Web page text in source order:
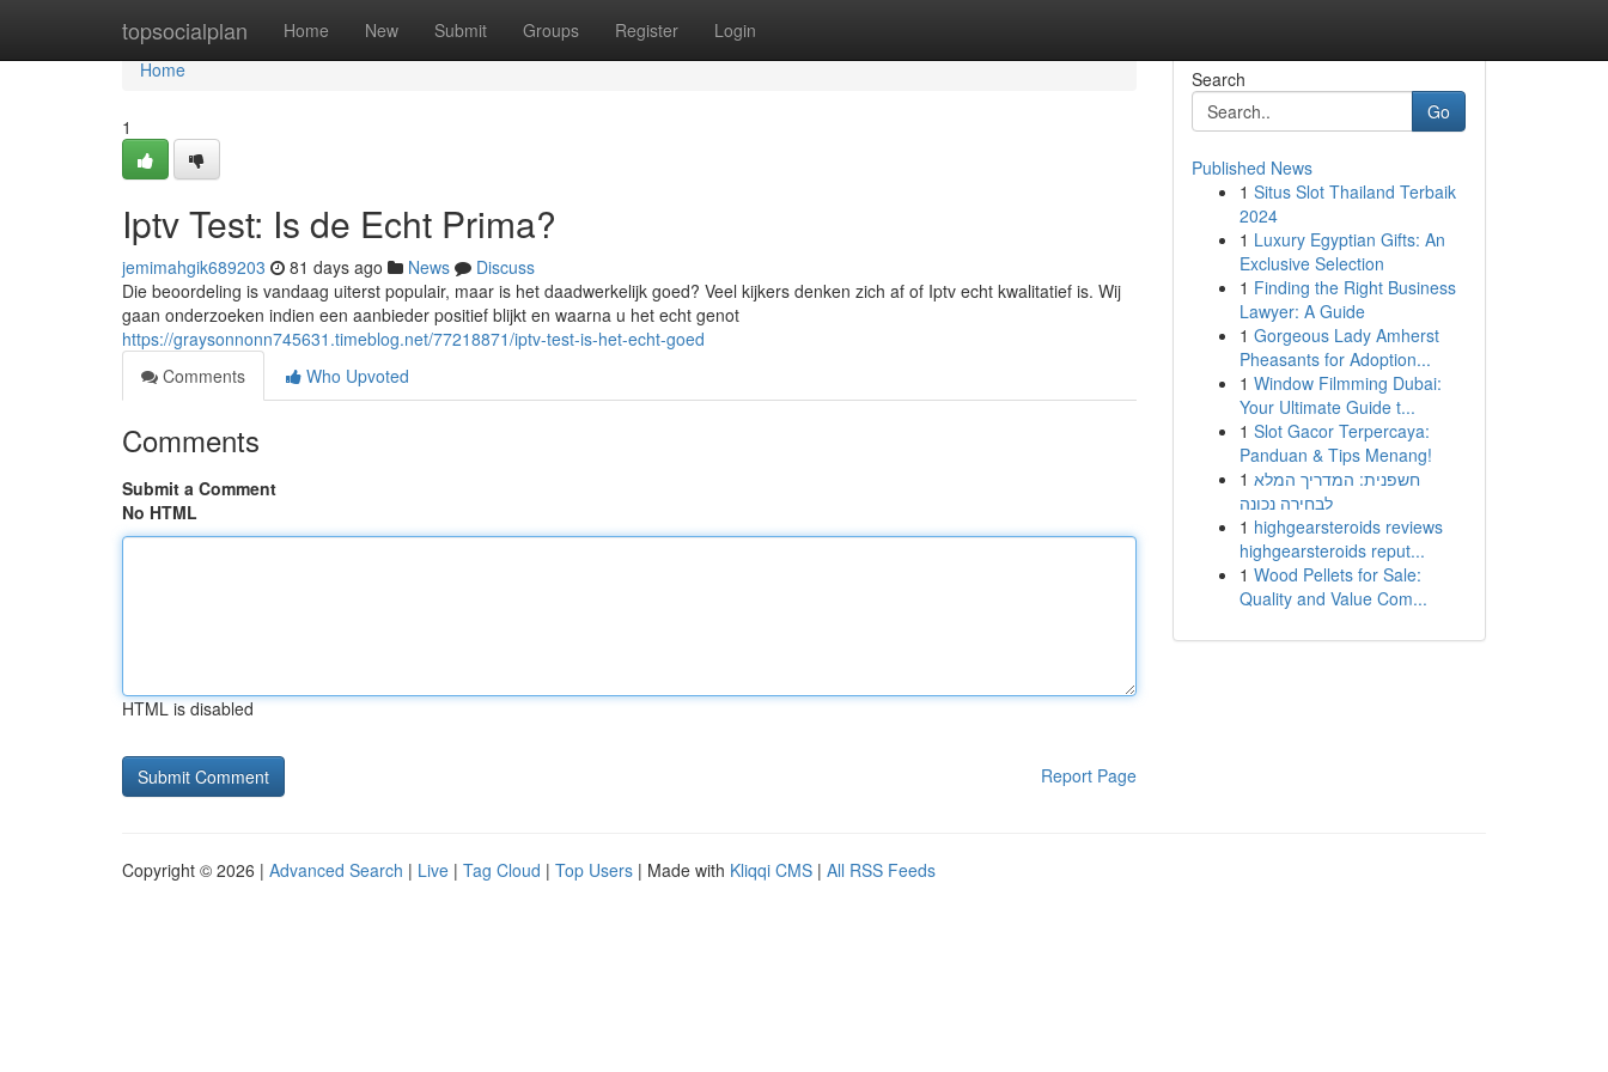
topsocialplan Home New Submit Groups Register Login
Home
Home
1
Iptv Test: Is de Echt Prima?
jemimahgik689203 81 days ago News
Discuss
Die beoordeling is vandaag uiterst populair, maar is het daadwerkelijk goed? Veel kijkers denken zich af of Iptv echt kwalitatief is. Wij
gaan onderzoeken indien een aanbieder positief blijkt en waarna u het echt genot
https://graysonnonn745631.timeblog.net/77218871/iptv-test-is-het-echt-goed
Comments
Who Upvoted
Comments
Submit a Comment
No HTML
HTML is disabled
Report Page
Search
Go
Published News
1 Situs Slot Thailand Terbaik
2024
1 Luxury Egyptian Gifts: An
Exclusive Selection
1 Finding the Right Business
Lawyer: A Guide
1 Gorgeous Lady Amherst
Pheasants for Adoption...
1 Window Filmming Dubai:
Your Ultimate Guide t...
1 Slot Gacor Terpercaya:
Panduan & Tips Menang!
1 חשפנית: המדריך המלא
לבחירה נכונה
1 highgearsteroids reviews
highgearsteroids reput...
1 Wood Pellets for Sale:
Quality and Value Com...
Copyright © 2026 | Advanced Search | Live | Tag Cloud | Top Users | Made with Kliqqi CMS | All RSS Feeds